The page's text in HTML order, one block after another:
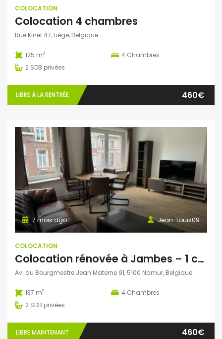
COLOCATION
Colocation 4 chambres
Rue Kinet 47, Liège, Belgique
125 m2 4 Chambres
2 SDB privées
LIBRE À LA RENTRÉE 460€
Jean-Louis09
7 mois ago
COLOCATION
Colocation rénovée à Jambes – 1 chambre disponible le 1er juin– forfait charges
Av. du Bourgmestre Jean Materne 91, 5100 Namur, Belgique
137 m2 4 Chambres
2 SDB privées
LIBRE MAINTENANT 460€